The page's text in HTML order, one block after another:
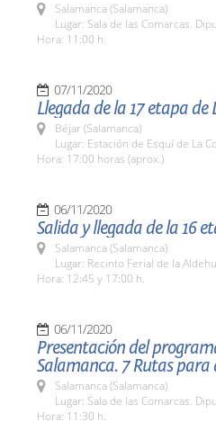
Salamanca (Salamanca)
Lugar: Sala de las Comarcas.
Hora: 11:00 h.
07/11/2020
Llegada de la 17 etapa de
Béjar (Salamanca)
Lugar: Estación de Esquí de La
Hora: 17:00 horas (aprox.)
06/11/2020
Salida y llegada de la 16
Salamanca (Salamanca)
Lugar: Recinto Ferial de la
Hora: 12:45 y 17:00 h.
06/11/2020
Presentación del
Salamanca. 7 Rutas
Salamanca (Salamanca)
Lugar: Sala de las Comarcas.
Hora: 11:30 h.